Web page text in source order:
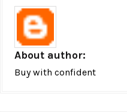
About author:
Buy with confident